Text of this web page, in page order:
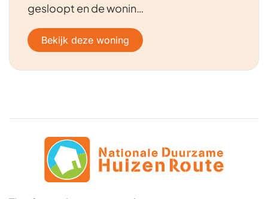
gesloopt en de wonin…
Bekijk deze woning